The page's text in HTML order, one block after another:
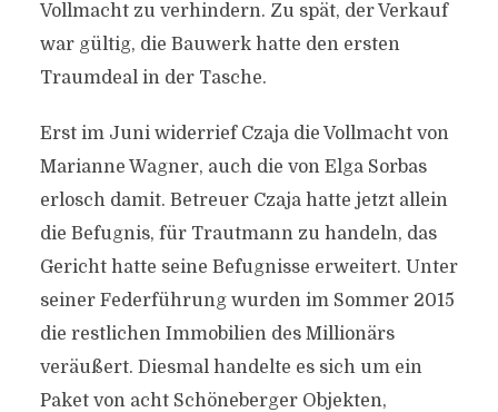
Vollmacht zu verhindern. Zu spät, der Verkauf
war gültig, die Bauwerk hatte den ersten
Traumdeal in der Tasche.
Erst im Juni widerrief Czaja die Vollmacht von
Marianne Wagner, auch die von Elga Sorbas
erlosch damit. Betreuer Czaja hatte jetzt allein
die Befugnis, für Trautmann zu handeln, das
Gericht hatte seine Befugnisse erweitert. Unter
seiner Federführung wurden im Sommer 2015
die restlichen Immobilien des Millionärs
veräußert. Diesmal handelte es sich um ein
Paket von acht Schöneberger Objekten,